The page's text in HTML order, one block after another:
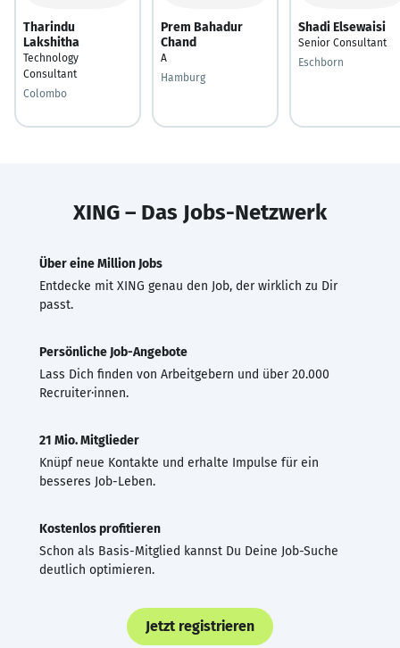
Tharindu
Lakshitha
Technology
Consultant
Colombo
Prem Bahadur
Chand
A
Hamburg
Shadi Elsewaisi
Senior Consultant
Eschborn
XING – Das Jobs-Netzwerk
Über eine Million Jobs
Entdecke mit XING genau den Job, der wirklich zu Dir
passt.
Persönliche Job-Angebote
Lass Dich finden von Arbeitgebern und über 20.000
Recruiter·innen.
21 Mio. Mitglieder
Knüpf neue Kontakte und erhalte Impulse für ein
besseres Job-Leben.
Kostenlos profitieren
Schon als Basis-Mitglied kannst Du Deine Job-Suche
deutlich optimieren.
Jetzt registrieren